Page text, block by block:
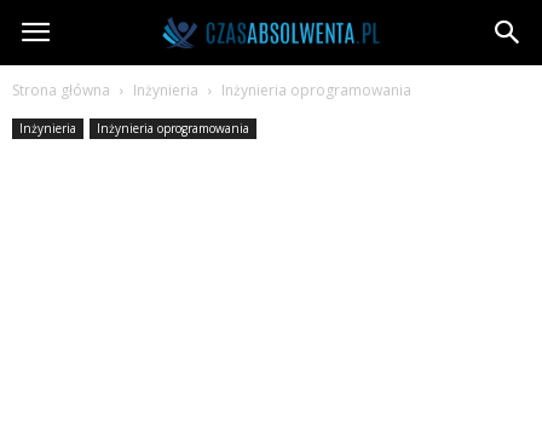
CzasAbsolwenta.pl
Strona główna Inżynieria Inżynieria oprogramowania
Inżynieria Inżynieria oprogramowania